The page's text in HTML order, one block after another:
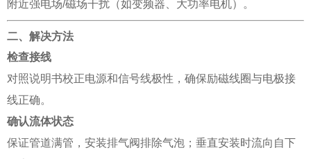
附近强电场/磁场干扰（如变频器、大功率电机）。
二、解决方法
检查接线
对照说明书校正电源和信号线极性，确保励磁线圈与电极接
线正确。
确认流体状态
保证管道满管，安装排气阀排除气泡；垂直安装时流向自下